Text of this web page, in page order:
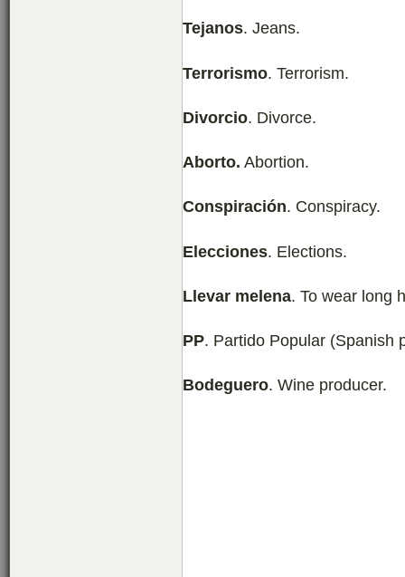
Tejanos. Jeans.
Terrorismo. Terrorism.
Divorcio. Divorce.
Aborto. Abortion.
Conspiración. Conspiracy.
Elecciones. Elections.
Llevar melena. To wear long
PP. Partido Popular (Spanish
Bodeguero. Wine producer.